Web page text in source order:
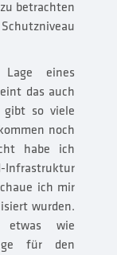
betrachten
eines
das auch
gibt so viele
noch
habe ich
Infrastruktur
ich mir
wurden.
wie
für den